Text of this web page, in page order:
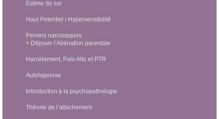
Estime de soi
Haut Potentiel / Hypersensibilité
Pervers narcissiques
+ Déjouer l’Aliénation parentale
Harcèlement, Palo Alto et PTR
Autohypnose
Introduction à la psychopathologie
Théorie de l’attachement